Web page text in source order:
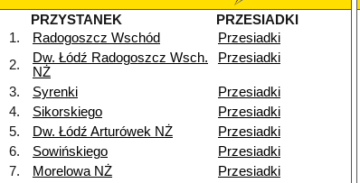
PRZYSTANEK
PRZESIADKI
1.
Radogoszcz Wschód
Przesiadki
2.
Dw. Łódź Radogoszcz Wsch.
NŻ
Przesiadki
3. Syrenki
Przesiadki
4. Sikorskiego
Przesiadki
5. Dw. Łódź Arturówek NŻ
Przesiadki
6. Sowińskiego
Przesiadki
7. Morelowa NŻ
Przesiadki